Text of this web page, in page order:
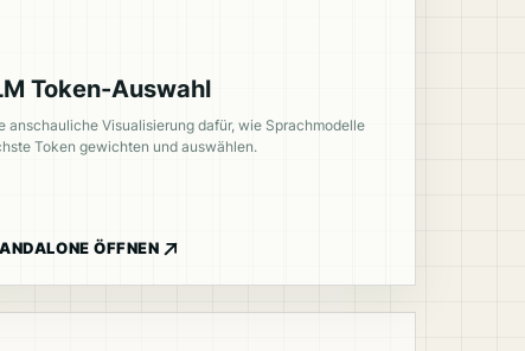
Token-Auswahl
anschauliche Visualisierung dafür, wie Sprachmodelle
Token gewichten und auswählen.
ÖFFNEN